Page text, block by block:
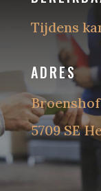
Tijdens
ADRES
5709 SE